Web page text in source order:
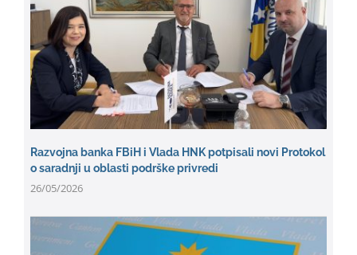
Razvojna banka FBiH i Vlada HNK potpisali novi Protokol
o saradnji u oblasti podrške privredi
26/05/2026